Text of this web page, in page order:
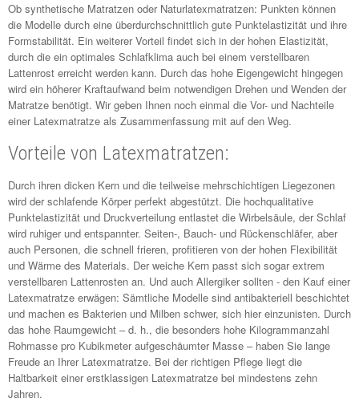
Ob synthetische Matratzen oder Naturlatexmatratzen: Punkten können
die Modelle durch eine überdurchschnittlich gute Punktelastizität und ihre
Formstabilität. Ein weiterer Vorteil findet sich in der hohen Elastizität,
durch die ein optimales Schlafklima auch bei einem verstellbaren
Lattenrost erreicht werden kann. Durch das hohe Eigengewicht hingegen
wird ein höherer Kraftaufwand beim notwendigen Drehen und Wenden der
Matratze benötigt. Wir geben Ihnen noch einmal die Vor- und Nachteile
einer Latexmatratze als Zusammenfassung mit auf den Weg.
Vorteile von Latexmatratzen:
Durch ihren dicken Kern und die teilweise mehrschichtigen Liegezonen
wird der schlafende Körper perfekt abgestützt. Die hochqualitative
Punktelastizität und Druckverteilung entlastet die Wirbelsäule, der Schlaf
wird ruhiger und entspannter. Seiten-, Bauch- und Rückenschläfer, aber
auch Personen, die schnell frieren, profitieren von der hohen Flexibilität
und Wärme des Materials. Der weiche Kern passt sich sogar extrem
verstellbaren Lattenrosten an. Und auch Allergiker sollten - den Kauf einer
Latexmatratze erwägen: Sämtliche Modelle sind antibakteriell beschichtet
und machen es Bakterien und Milben schwer, sich hier einzunisten. Durch
das hohe Raumgewicht – d. h., die besonders hohe Kilogrammanzahl
Rohmasse pro Kubikmeter aufgeschäumter Masse – haben Sie lange
Freude an Ihrer Latexmatratze. Bei der richtigen Pflege liegt die
Haltbarkeit einer erstklassigen Latexmatratze bei mindestens zehn
Jahren.